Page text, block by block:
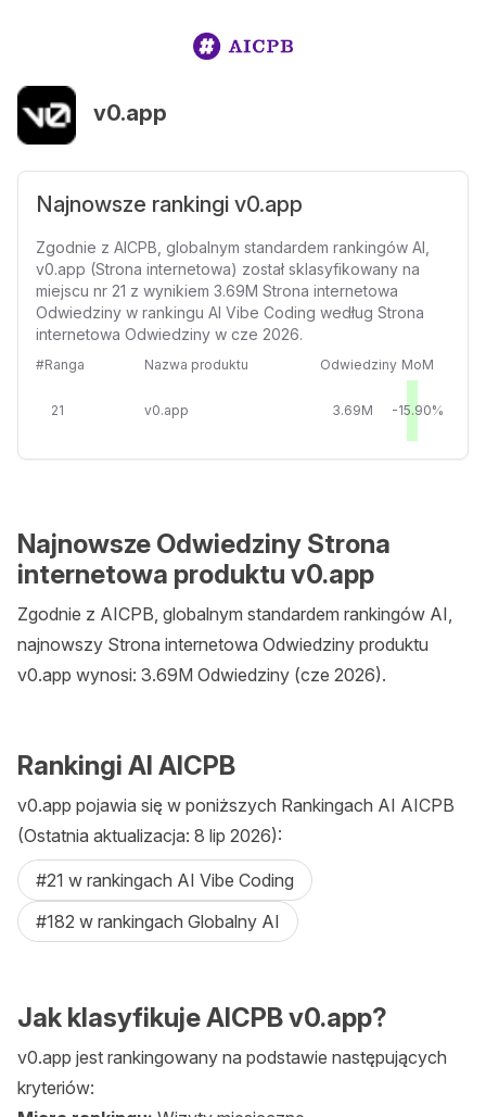
v0.app
Najnowsze rankingi v0.app
Zgodnie z AICPB, globalnym standardem rankingów AI,
v0.app (Strona internetowa) został sklasyfikowany na
miejscu nr 21 z wynikiem 3.69M Strona internetowa
Odwiedziny w rankingu AI Vibe Coding według Strona
internetowa Odwiedziny w cze 2026.
#Ranga Nazwa produktu Odwiedziny MoM
21 v0.app 3.69M -15.90%
Najnowsze Odwiedziny Strona
internetowa produktu v0.app
Zgodnie z AICPB, globalnym standardem rankingów AI,
najnowszy Strona internetowa Odwiedziny produktu
v0.app wynosi: 3.69M Odwiedziny (cze 2026).
Rankingi AI AICPB
v0.app pojawia się w poniższych Rankingach AI AICPB
(Ostatnia aktualizacja: 8 lip 2026):
#21 w rankingach AI Vibe Coding
#182 w rankingach Globalny AI
Jak klasyfikuje AICPB v0.app?
v0.app jest rankingowany na podstawie następujących
kryteriów: